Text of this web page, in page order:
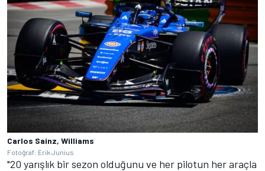
Carlos Sainz, Williams
Fotoğraf: Erik Junius
"20 yarışlık bir sezon olduğunu ve her pilotun her araçla